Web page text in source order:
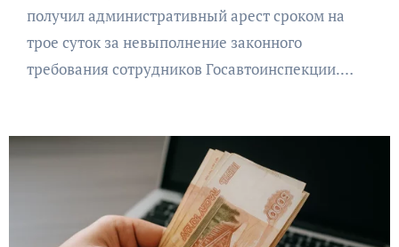
получил административный арест сроком на
трое суток за невыполнение законного
требования сотрудников Госавтоинспекции.…